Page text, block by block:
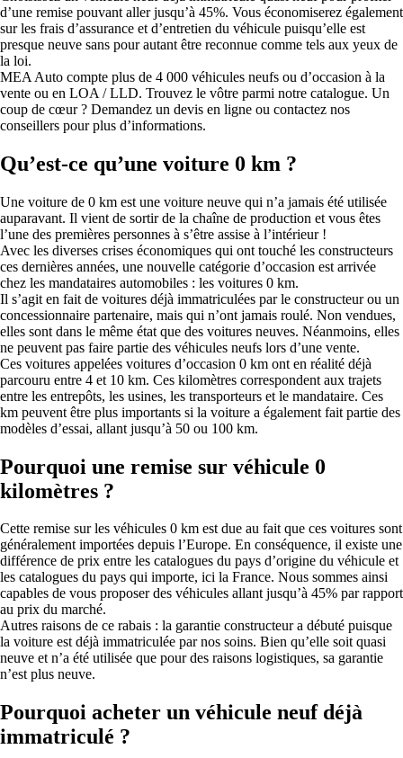
d’une remise pouvant aller jusqu’à 45%. Vous économiserez également
sur les frais d’assurance et d’entretien du véhicule puisqu’elle est
presque neuve sans pour autant être reconnue comme tels aux yeux de
la loi.
MEA Auto compte plus de 4 000 véhicules neufs ou d’occasion à la
vente ou en LOA / LLD. Trouvez le vôtre parmi notre catalogue. Un
coup de cœur ? Demandez un devis en ligne ou contactez nos
conseillers pour plus d’informations.
Qu’est-ce qu’une voiture 0 km ?
Une voiture de 0 km est une voiture neuve qui n’a jamais été utilisée
auparavant. Il vient de sortir de la chaîne de production et vous êtes
l’une des premières personnes à s’être assise à l’intérieur !
Avec les diverses crises économiques qui ont touché les constructeurs
ces dernières années, une nouvelle catégorie d’occasion est arrivée
chez les mandataires automobiles : les voitures 0 km.
Il s’agit en fait de voitures déjà immatriculées par le constructeur ou un
concessionnaire partenaire, mais qui n’ont jamais roulé. Non vendues,
elles sont dans le même état que des voitures neuves. Néanmoins, elles
ne peuvent pas faire partie des véhicules neufs lors d’une vente.
Ces voitures appelées voitures d’occasion 0 km ont en réalité déjà
parcouru entre 4 et 10 km. Ces kilomètres correspondent aux trajets
entre les entrepôts, les usines, les transporteurs et le mandataire. Ces
km peuvent être plus importants si la voiture a également fait partie des
modèles d’essai, allant jusqu’à 50 ou 100 km.
Pourquoi une remise sur véhicule 0
kilomètres ?
Cette remise sur les véhicules 0 km est due au fait que ces voitures sont
généralement importées depuis l’Europe. En conséquence, il existe une
différence de prix entre les catalogues du pays d’origine du véhicule et
les catalogues du pays qui importe, ici la France. Nous sommes ainsi
capables de vous proposer des véhicules allant jusqu’à 45% par rapport
au prix du marché.
Autres raisons de ce rabais : la garantie constructeur a débuté puisque
la voiture est déjà immatriculée par nos soins. Bien qu’elle soit quasi
neuve et n’a été utilisée que pour des raisons logistiques, sa garantie
n’est plus neuve.
Pourquoi acheter un véhicule neuf déjà
immatriculé ?